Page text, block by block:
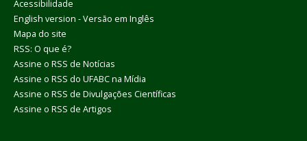
Acessibilidade
English version - Versão em Inglês
Mapa do site
RSS: O que é?
Assine o RSS de Notícias
Assine o RSS do UFABC na Mídia
Assine o RSS de Divulgações Científicas
Assine o RSS de Artigos